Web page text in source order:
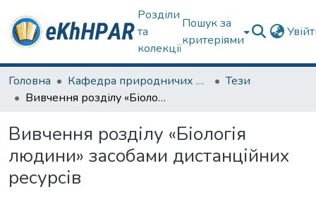
Розділи
та
колекції
Пошук за
критеріями
Головна Кафедра природничих наук та здоров'язбереження
Тези
Вивчення розділу «Біологія людини» засобами дистанційних ресурсів
Вивчення розділу «Біологія
людини» засобами дистанційних
ресурсів